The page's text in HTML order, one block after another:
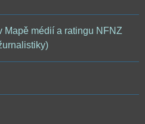
Mapě médií a ratingu NFNZ